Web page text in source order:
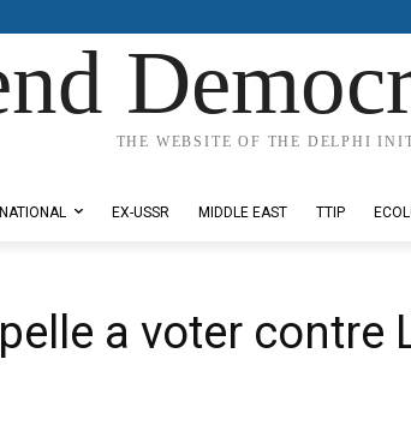
THE WEBSITE OF THE DELPHI
EX-USSR MIDDLE EAST TTIP
a voter contre